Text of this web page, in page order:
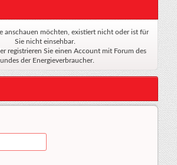
anschauen möchten, existiert nicht oder ist für
Sie nicht einsehbar.
registrieren Sie einen Account mit Forum des
der Energieverbraucher.